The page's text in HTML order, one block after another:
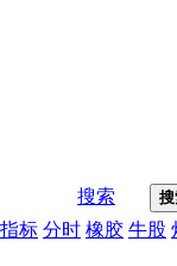
搜索
标 分时 橡胶 牛股